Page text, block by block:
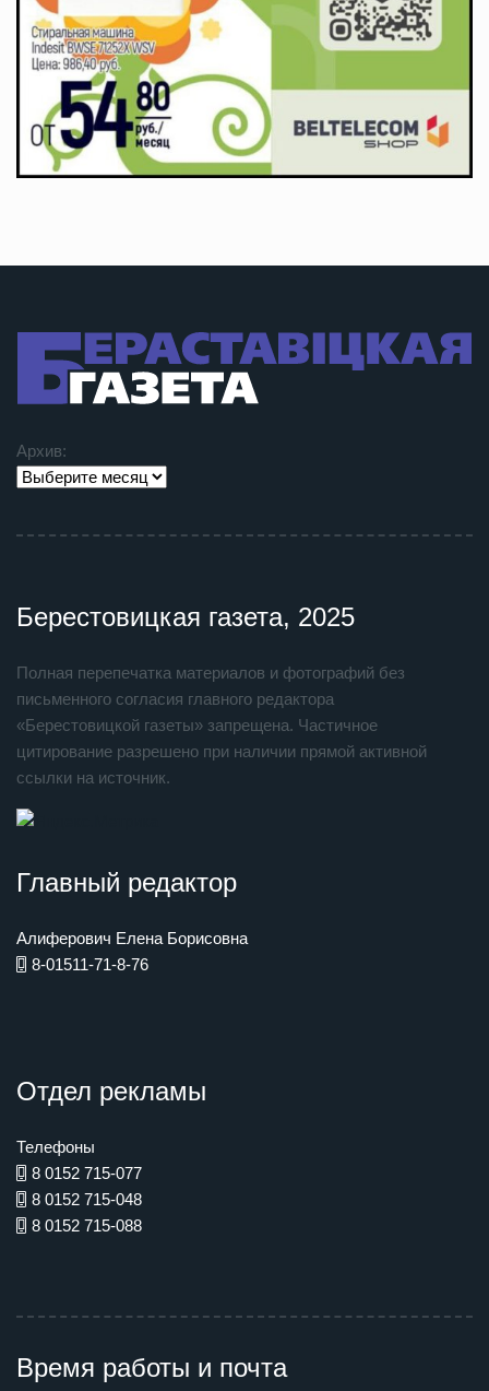
Архив:
Берестовицкая газета, 2025
Полная перепечатка материалов и фотографий без
письменного согласия главного редактора
«Берестовицкой газеты» запрещена. Частичное
цитирование разрешено при наличии прямой активной
ссылки на источник.
Главный редактор
Алиферович Елена Борисовна
8-01511-71-8-76
Отдел рекламы
Телефоны
8 0152 715-077
8 0152 715-048
8 0152 715-088
Время работы и почта